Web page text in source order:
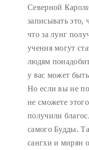
Северной
записывать
что за лунг
учения могут
людям
у вас может
Но если вы не
не сможете
получили
самого Будды.
сангхи и мирян